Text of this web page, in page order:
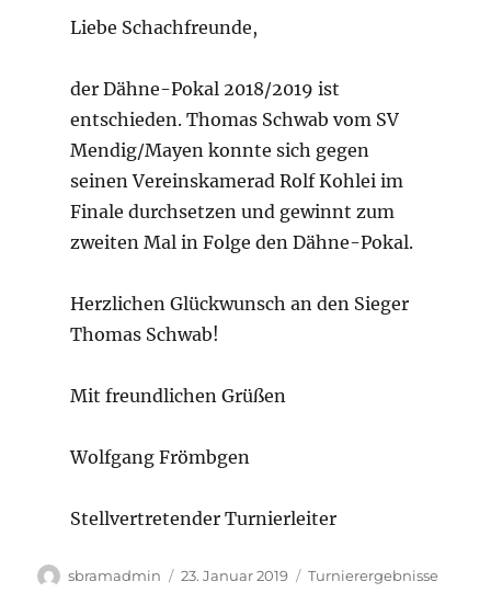
Liebe Schachfreunde,
der Dähne-Pokal 2018/2019 ist
entschieden. Thomas Schwab vom SV
Mendig/Mayen konnte sich gegen
seinen Vereinskamerad Rolf Kohlei im
Finale durchsetzen und gewinnt zum
zweiten Mal in Folge den Dähne-Pokal.
Herzlichen Glückwunsch an den Sieger
Thomas Schwab!
Mit freundlichen Grüßen
Wolfgang Frömbgen
Stellvertretender Turnierleiter
Autor
sbramadmin
Veröffentlicht
23. Januar 2019 Kategorien
Turnierergebnisse